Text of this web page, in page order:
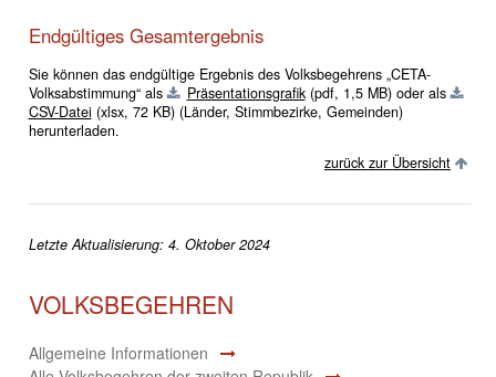
Endgültiges Gesamtergebnis
Sie können das endgültige Ergebnis des Volksbegehrens „CETA-
Volksabstimmung“ als
Präsentationsgrafik(pdf, 1,5 MB)oder als
CSV-Datei (xlsx, 72 KB)(Länder, Stimmbezirke, Gemeinden)
herunterladen.
zurück zur Übersicht
Letzte Aktualisierung: 4. Oktober 2024
VOLKSBEGEHREN
Allgemeine Informationen